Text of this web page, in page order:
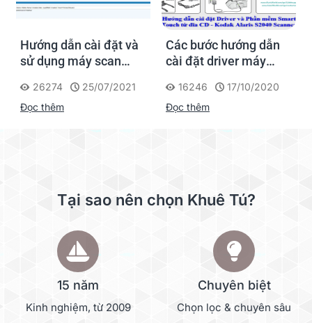
Hướng dẫn cài đặt và
sử dụng máy scan
26274
25/07/2021
Đọc thêm
Các bước hướng dẫn
cài đặt driver máy
Scanner
16246
17/10/2020
Đọc thêm
Tại sao nên chọn Khuê Tú?
15 năm
Kinh nghiệm, từ 2009
Chuyên biệt
Chọn lọc & chuyên sâu